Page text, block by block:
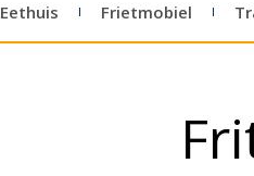
Eethuis Frietmobiel